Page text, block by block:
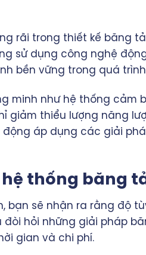
rãi trong thiết kế băng
sử dụng công nghệ
bền vững trong quá
minh như hệ thống cảm
giảm thiểu lượng năng
áp dụng các giải
thống băng
bạn sẽ nhận ra rằng độ
hỏi những giải pháp
gian và chi phí.